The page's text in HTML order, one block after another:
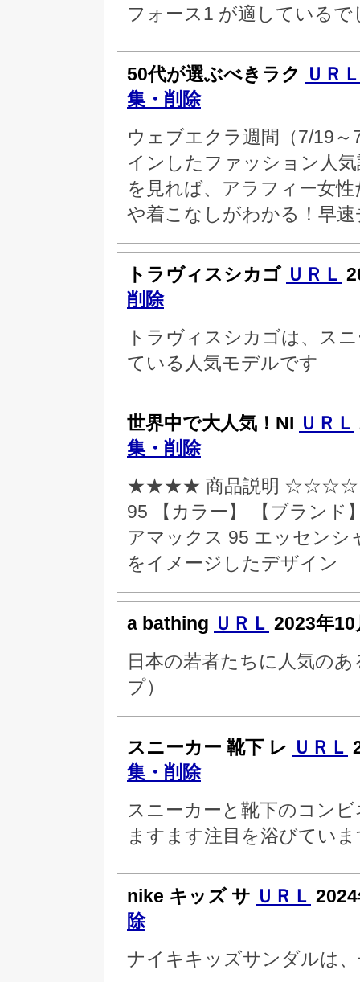
フォース1 が適しているで
50代が選ぶべきラク
ＵＲＬ
集・削除
ウェブエクラ週間（7/19
インしたファッション人
を見れば、アラフィー女
や着こなしがわかる！早
トラヴィスシカゴ ＵＲＬ
削除
トラヴィスシカゴは、ス
ている人気モデルです
世界中で大人気！NI ＵＲＬ
集・削除
★★★★ 商品説明 ☆☆☆☆【
95 【カラー】 【ブランド
アマックス 95 エッセンシ
をイメージしたデザイン
a bathing ＵＲＬ 2023年
日本の若者たちに人気の
プ）
スニーカー 靴下 レ ＵＲＬ
集・削除
スニーカーと靴下のコン
ますます注目を浴びてい
nike キッズ サ ＵＲＬ
除
ナイキキッズサンダルは